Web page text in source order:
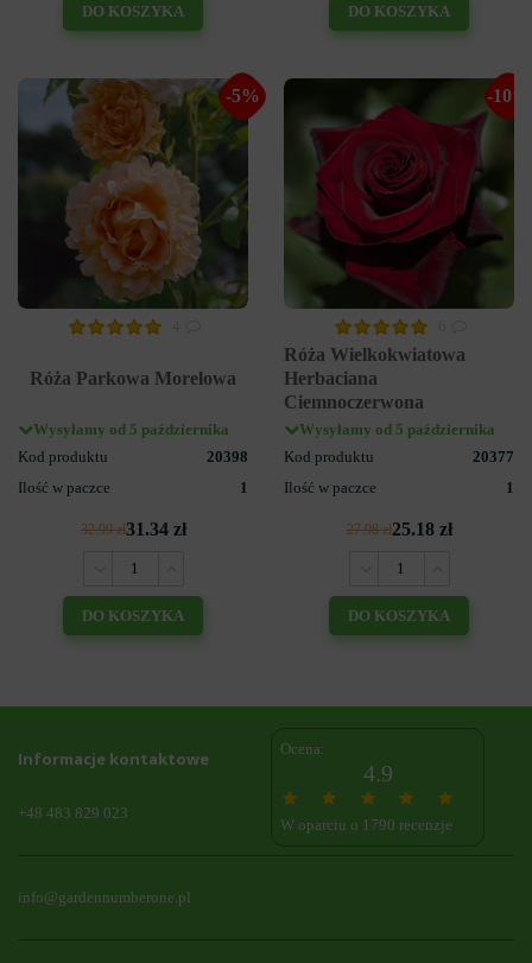
DO KOSZYKA DO KOSZYKA
-5%
Róża Parkowa Morelowa
Wysyłamy od 5 października
Kod produktu
20398
Ilość w paczce
1
32.99 zł31.34 zł
DO KOSZYKA
-10%
Róża Wielkokwiatowa
Herbaciana
Ciemnoczerwona
Wysyłamy od 5 października
Kod produktu
20377
Ilość w paczce
1
27.98 zł25.18 zł
DO KOSZYKA
Informacje kontaktowe
+48 483 829 023
Ocena:
4.9
W oparciu o 1790 recenzje
info@gardennumberone.pl